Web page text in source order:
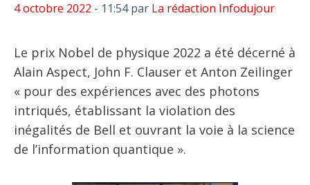
4 octobre 2022 - 11:54 par La rédaction Infodujour
Le prix Nobel de physique 2022 a été décerné à
Alain Aspect, John F. Clauser et Anton Zeilinger
« pour des expériences avec des photons
intriqués, établissant la violation des
inégalités de Bell et ouvrant la voie à la science
de l’information quantique ».